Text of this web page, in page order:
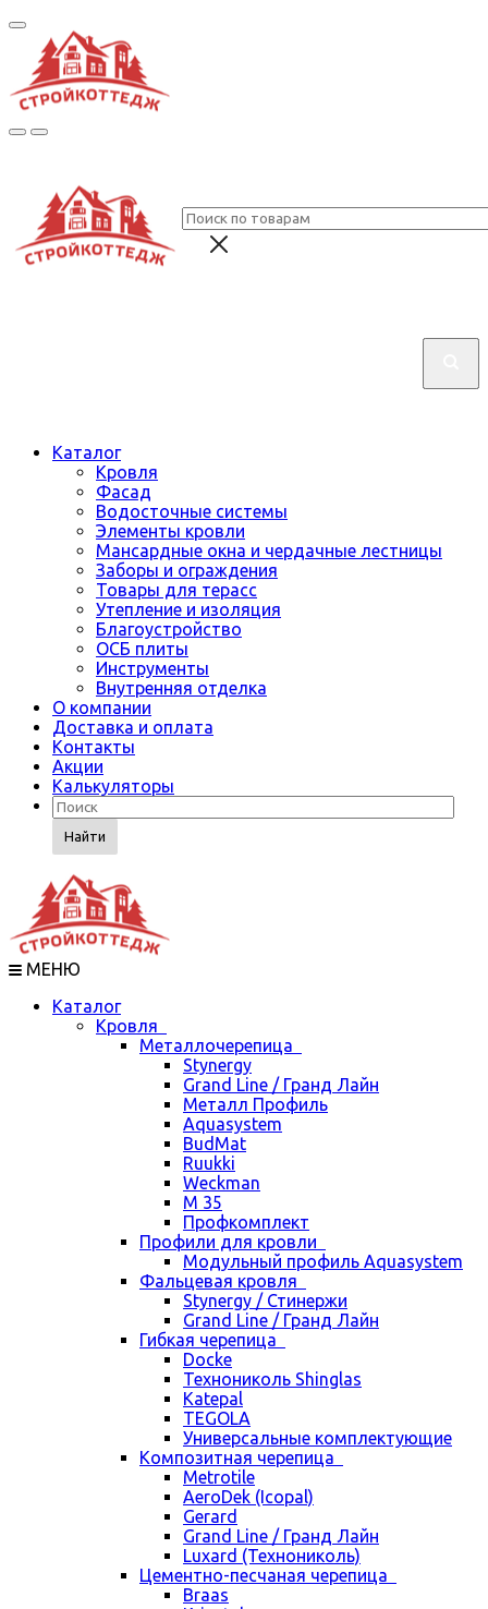
Каталог
Кровля
Фасад
Водосточные системы
Элементы кровли
Мансардные окна и чердачные лестницы
Заборы и ограждения
Товары для терасс
Утепление и изоляция
Благоустройство
ОСБ плиты
Инструменты
Внутренняя отделка
О компании
Доставка и оплата
Контакты
Акции
Калькуляторы
Найти
МЕНЮ
Каталог
Кровля
Металлочерепица
Stynergy
Grand Line / Гранд Лайн
Металл Профиль
Aquasystem
BudMat
Ruukki
Weckman
М 35
Профкомплект
Профили для кровли
Модульный профиль Aquasystem
Фальцевая кровля
Stynergy / Стинержи
Grand Line / Гранд Лайн
Гибкая черепица
Docke
Технониколь Shinglas
Katepal
TEGOLA
Универсальные комплектующие
Композитная черепица
Metrotile
AeroDek (Icopal)
Gerard
Grand Line / Гранд Лайн
Luxard (Технониколь)
Цементно-песчаная черепица
Braas